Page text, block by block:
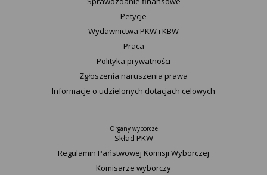
Petycje
Wydawnictwa PKW i KBW
Praca
Polityka prywatności
Zgłoszenia naruszenia prawa
Informacje o udzielonych dotacjach celowych
Organy wyborcze
Skład PKW
Regulamin Państwowej Komisji Wyborczej
Komisarze wyborczy